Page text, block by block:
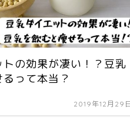
の効果が凄い！？豆乳
って本当？
2019年12月29